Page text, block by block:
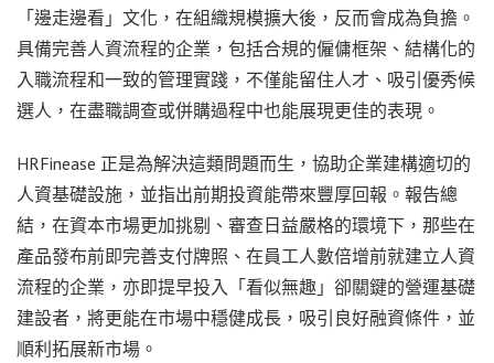
「邊走邊看」文化，在組織規模擴大後，反而會成為負擔。
具備完善人資流程的企業，包括合規的僱傭框架、結構化的
入職流程和一致的管理實踐，不僅能留住人才、吸引優秀候
選人，在盡職調查或併購過程中也能展現更佳的表現。
HRFinease 正是為解決這類問題而生，協助企業建構適切的
人資基礎設施，並指出前期投資能帶來豐厚回報。報告總
結，在資本市場更加挑剔、審查日益嚴格的環境下，那些在
產品發布前即完善支付牌照、在員工人數倍增前就建立人資
流程的企業，亦即提早投入「看似無趣」卻關鍵的營運基礎
建設者，將更能在市場中穩健成長，吸引良好融資條件，並
順利拓展新市場。